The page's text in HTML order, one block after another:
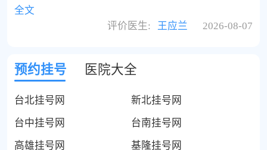
受孕，听宝妈群里说国医堂的王应兰主任看不
孕很厉害。王主任是上海中医药大学的教授，
全文
评价医生:
王应兰 2026-08-07
预约挂号 医院大全
台北挂号网
新北挂号网
台中挂号网
台南挂号网
高雄挂号网
基隆挂号网